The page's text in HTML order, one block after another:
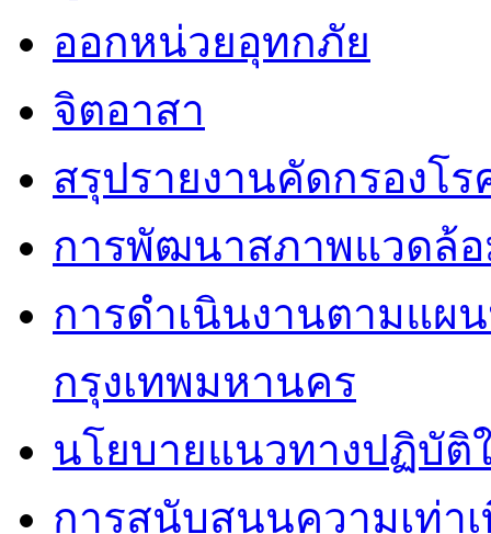
ออกหน่วยอุทกภัย
จิตอาสา
สรุปรายงานคัดกรองโ
การพัฒนาสภาพแวดล้อ
การดำเนินงานตามแผ
กรุงเทพมหานคร
นโยบายแนวทางปฏิบัติ
การสนับสนุนความเท่า